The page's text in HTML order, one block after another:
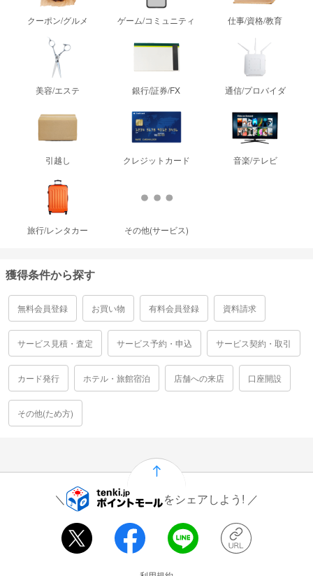
クーポン/グルメ ゲーム/コミュニティ 仕事/資格/教育
美容/エステ 銀行/証券/FX 通信/プロバイダ
引越し クレジットカード 音楽/テレビ
旅行/レンタカー その他(サービス)
獲得条件から探す
無料会員登録 お買い物 有料会員登録 資料請求
サービス見積・査定 サービス予約・申込 サービス契約・取引
カード発行 ホテル・旅館宿泊 店舗への来店 口座開設
その他(ため方)
をシェアしよう!